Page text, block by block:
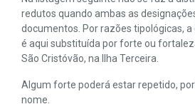
redutos quando ambas as
documentos. Por razões tipológicas,
é aqui substituída por forte ou
São Cristóvão, na Ilha Terceira.
Algum forte poderá estar repetido,
nome.